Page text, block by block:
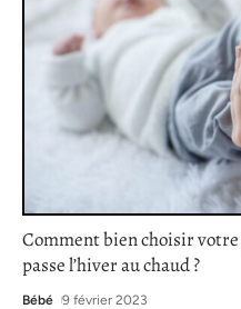
Comment bien choisir
passe l’hiver au chaud ?
Bébé 9 février 2023